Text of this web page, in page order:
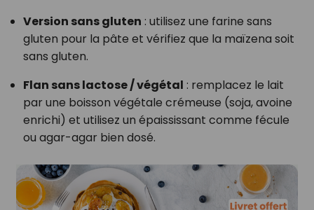
Version sans gluten : utilisez une farine sans
gluten pour la pâte et vérifiez que la maïzena soit
sans gluten.
Flan sans lactose / végétal : remplacez le lait
par une boisson végétale crémeuse (soja, avoine
enrichi) et utilisez un épaississant comme fécule
ou agar-agar bien dosé.